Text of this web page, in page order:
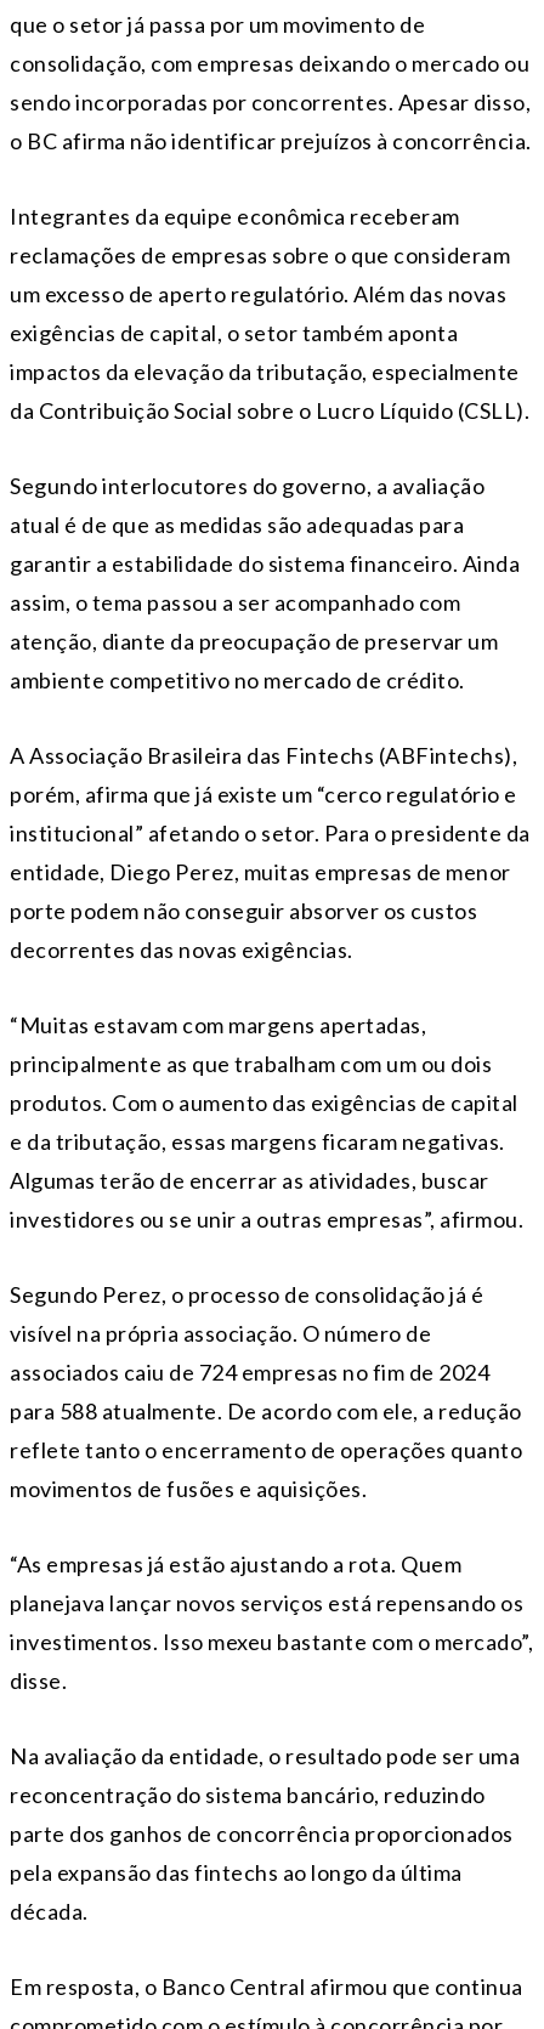
que o setor já passa por um movimento de
consolidação, com empresas deixando o mercado ou
sendo incorporadas por concorrentes. Apesar disso,
o BC afirma não identificar prejuízos à concorrência.
Integrantes da equipe econômica receberam
reclamações de empresas sobre o que consideram
um excesso de aperto regulatório. Além das novas
exigências de capital, o setor também aponta
impactos da elevação da tributação, especialmente
da Contribuição Social sobre o Lucro Líquido (CSLL).
Segundo interlocutores do governo, a avaliação
atual é de que as medidas são adequadas para
garantir a estabilidade do sistema financeiro. Ainda
assim, o tema passou a ser acompanhado com
atenção, diante da preocupação de preservar um
ambiente competitivo no mercado de crédito.
A Associação Brasileira das Fintechs (ABFintechs),
porém, afirma que já existe um “cerco regulatório e
institucional” afetando o setor. Para o presidente da
entidade, Diego Perez, muitas empresas de menor
porte podem não conseguir absorver os custos
decorrentes das novas exigências.
“Muitas estavam com margens apertadas,
principalmente as que trabalham com um ou dois
produtos. Com o aumento das exigências de capital
e da tributação, essas margens ficaram negativas.
Algumas terão de encerrar as atividades, buscar
investidores ou se unir a outras empresas”, afirmou.
Segundo Perez, o processo de consolidação já é
visível na própria associação. O número de
associados caiu de 724 empresas no fim de 2024
para 588 atualmente. De acordo com ele, a redução
reflete tanto o encerramento de operações quanto
movimentos de fusões e aquisições.
“As empresas já estão ajustando a rota. Quem
planejava lançar novos serviços está repensando os
investimentos. Isso mexeu bastante com o mercado”,
disse.
Na avaliação da entidade, o resultado pode ser uma
reconcentração do sistema bancário, reduzindo
parte dos ganhos de concorrência proporcionados
pela expansão das fintechs ao longo da última
década.
Em resposta, o Banco Central afirmou que continua